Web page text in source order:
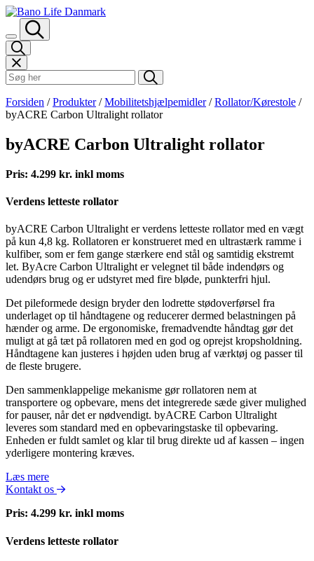
Spring til indhold
Søk i Bano Life
Forsiden /Produkter/Mobilitetshjælpemidler/Rollator/Kørestole /
byACRE Carbon Ultralight rollator
byACRE Carbon Ultralight rollator
Pris: 4.299 kr. inkl moms
Verdens letteste rollator
byACRE Carbon Ultralight er verdens letteste rollator med en vægt
på kun 4,8 kg. Rollatoren er konstrueret med en ultrastærk ramme i
kulfiber, som er fem gange stærkere end stål og samtidig ekstremt
let. ByAcre Carbon Ultralight er velegnet til både indendørs og
udendørs brug og er udstyret med fire bløde, punkterfri hjul.
Det pileformede design bryder den lodrette stødoverførsel fra
underlaget op til håndtagene og reducerer dermed belastningen på
hænder og arme. De ergonomiske, fremadvendte håndtag gør det
muligt at gå tæt på rollatoren med en god og oprejst kropsholdning.
Håndtagene kan justeres i højden uden brug af værktøj og passer til
de fleste brugere.
Den sammenklappelige mekanisme gør rollatoren nem at
transportere og opbevare, mens det integrerede sæde giver mulighed
for pauser, når det er nødvendigt. byACRE Carbon Ultralight
leveres som standard med en opbevaringstaske til opbevaring.
Enheden er fuldt samlet og klar til brug direkte ud af kassen – ingen
yderligere montering kræves.
Læs mere
Kontakt os
Pris: 4.299 kr. inkl moms
Verdens letteste rollator